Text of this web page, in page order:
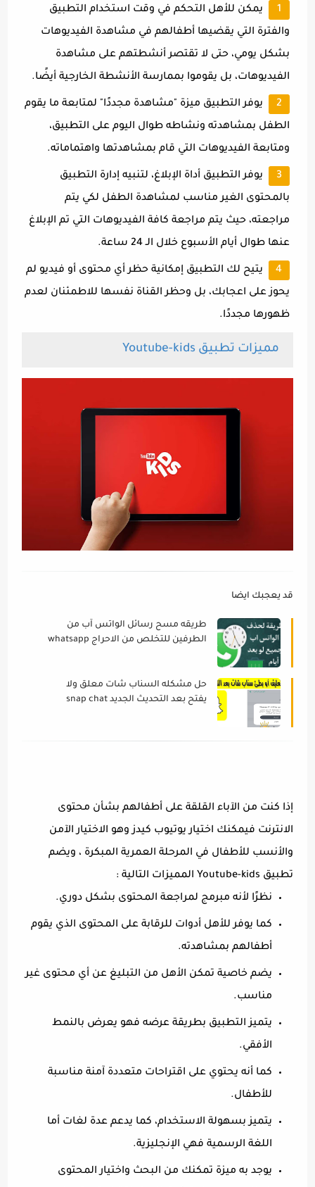
يمكن للأهل التحكم في وقت استخدام التطبيق
والفترة التي يقضيها أطفالهم في مشاهدة الفيديوهات
بشكل يومي، حتى لا تقتصر أنشطتهم على مشاهدة
الفيديوهات، بل يقوموا بممارسة الأنشطة الخارجية أيضًا.
يوفر التطبيق ميزة "مشاهدة مجددًا" لمتابعة ما يقوم
الطفل بمشاهدته ونشاطه طوال اليوم على التطبيق،
ومتابعة الفيديوهات التي قام بمشاهدتها واهتماماته.
يوفر التطبيق أداة الإبلاغ، لتنبيه إدارة التطبيق
بالمحتوى الغير مناسب لمشاهدة الطفل لكي يتم
مراجعته، حيث يتم مراجعة كافة الفيديوهات التي تم الإبلاغ
عنها طوال أيام الأسبوع خلال الـ 24 ساعة.
يتيح لك التطبيق إمكانية حظر أي محتوى أو فيديو لم
يحوز على اعجابك، بل وحظر القناة نفسها للاطمئنان لعدم
ظهورها مجددًا.
مميزات تطبيق Youtube-kids
قد يعجبك ايضا
طريقه مسح رسائل الواتس آب من
الطرفين للتخلص من الاحراج whatsapp
حل مشكله السناب شات معلق ولا
يفتح بعد التحديث الجديد snap chat
إذا كنت من الآباء القلقة على أطفالهم بشأن محتوى
الانترنت فيمكنك اختيار يوتيوب كيدز وهو الاختيار الآمن
والأنسب للأطفال في المرحلة العمرية المبكرة ، ويضم
تطبيق Youtube-kids المميزات التالية :
نظرًا لأنه مبرمج لمراجعة المحتوى بشكل دوري.
كما يوفر للأهل أدوات للرقابة على المحتوى الذي يقوم
أطفالهم بمشاهدته.
يضم خاصية تمكن الأهل من التبليغ عن أي محتوى غير
مناسب.
يتميز التطبيق بطريقة عرضه فهو يعرض بالنمط
الأفقي.
كما أنه يحتوي على اقتراحات متعددة آمنة مناسبة
للأطفال.
يتميز بسهولة الاستخدام، كما يدعم عدة لغات أما
اللغة الرسمية فهي الإنجليزية.
يوجد به ميزة تمكنك من البحث واختيار المحتوى